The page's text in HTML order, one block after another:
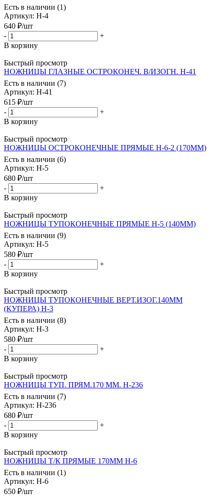
Есть в наличии (1)
Артикул: Н-4
640 ₽/шт
-
+
В корзину
Быстрый просмотр
НОЖНИЦЫ ГЛАЗНЫЕ ОСТРОКОНЕЧ. В/ИЗОГН. Н-41
Есть в наличии (7)
Артикул: Н-41
615 ₽/шт
-
+
В корзину
Быстрый просмотр
НОЖНИЦЫ ОСТРОКОНЕЧНЫЕ ПРЯМЫЕ Н-6-2 (170ММ)
Есть в наличии (6)
Артикул: Н-5
680 ₽/шт
-
+
В корзину
Быстрый просмотр
НОЖНИЦЫ ТУПОКОНЕЧНЫЕ ПРЯМЫЕ Н-5 (140ММ)
Есть в наличии (9)
Артикул: Н-5
580 ₽/шт
-
+
В корзину
Быстрый просмотр
НОЖНИЦЫ ТУПОКОНЕЧНЫЕ ВЕРТ.ИЗОГ.140ММ
(КУПЕРА) Н-3
Есть в наличии (8)
Артикул: Н-3
580 ₽/шт
-
+
В корзину
Быстрый просмотр
НОЖНИЦЫ ТУП. ПРЯМ.170 ММ. Н-236
Есть в наличии (7)
Артикул: Н-236
680 ₽/шт
-
+
В корзину
Быстрый просмотр
НОЖНИЦЫ Т/К ПРЯМЫЕ 170ММ Н-6
Есть в наличии (1)
Артикул: Н-6
650 ₽/шт